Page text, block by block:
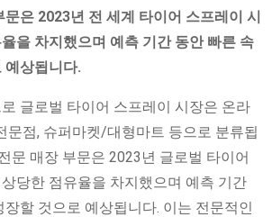
은 2023년 전 세계 타이어 스프레이 시
을 차지했으며 예측 기간 동안 빠른 속
예상됩니다.
글로벌 타이어 스프레이 시장은 온라
문점, 슈퍼마켓/대형마트 등으로 분류됩
문 매장 부문은 2023년 글로벌 타이어
당한 점유율을 차지했으며 예측 기간
할 것으로 예상됩니다. 이는 전문적인